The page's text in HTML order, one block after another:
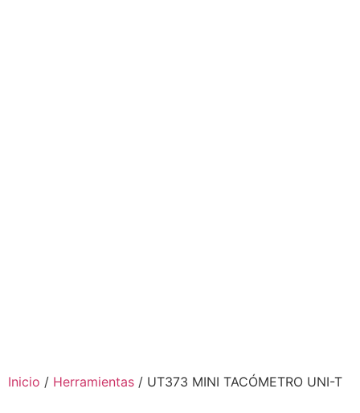
Inicio / Herramientas / UT373 MINI TACÓMETRO UNI-T